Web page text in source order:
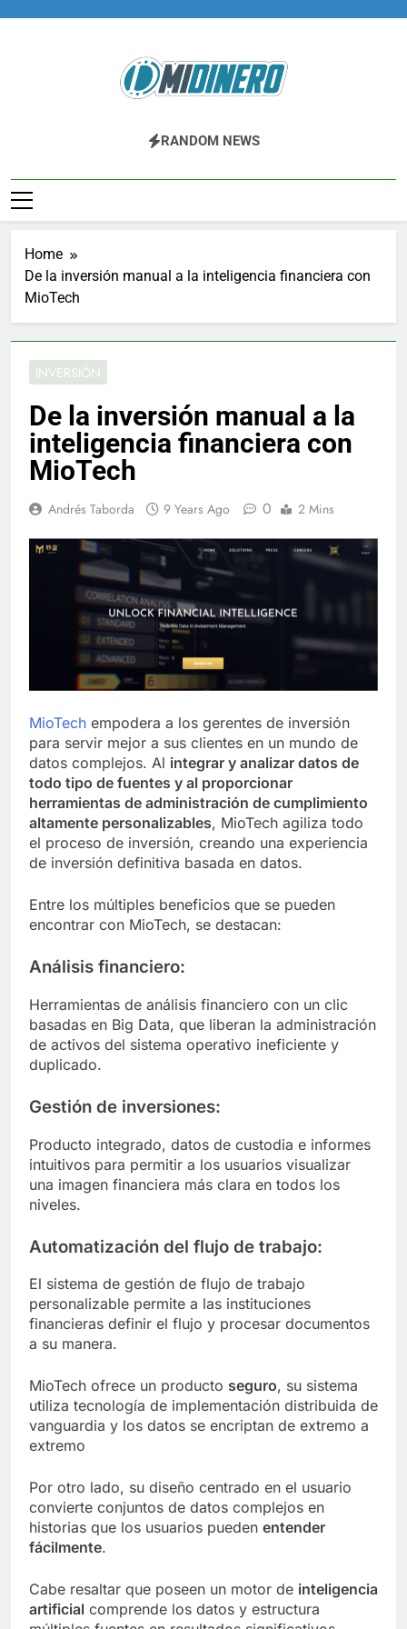
Midinero.co
Fintech, Criptomonedas
RANDOM NEWS
Home
De la inversión manual a la inteligencia financiera con
MioTech
INVERSIÓN
De la inversión manual a la
inteligencia financiera con
MioTech
Andrés Taborda 9 Years Ago 0 2 Mins
MioTech empodera a los gerentes de inversión
para servir mejor a sus clientes en un mundo de
datos complejos. Al integrar y analizar datos de
todo tipo de fuentes y al proporcionar
herramientas de administración de cumplimiento
altamente personalizables, MioTech agiliza todo
el proceso de inversión, creando una experiencia
de inversión definitiva basada en datos.
Entre los múltiples beneficios que se pueden
encontrar con MioTech, se destacan:
Análisis financiero:
Herramientas de análisis financiero con un clic
basadas en Big Data, que liberan la administración
de activos del sistema operativo ineficiente y
duplicado.
Gestión de inversiones:
Producto integrado, datos de custodia e informes
intuitivos para permitir a los usuarios visualizar
una imagen financiera más clara en todos los
niveles.
Automatización del flujo de trabajo:
El sistema de gestión de flujo de trabajo
personalizable permite a las instituciones
financieras definir el flujo y procesar documentos
a su manera.
MioTech ofrece un producto seguro, su sistema
utiliza tecnología de implementación distribuida de
vanguardia y los datos se encriptan de extremo a
extremo
Por otro lado, su diseño centrado en el usuario
convierte conjuntos de datos complejos en
historias que los usuarios pueden entender
fácilmente.
Cabe resaltar que poseen un motor de inteligencia
artificial comprende los datos y estructura